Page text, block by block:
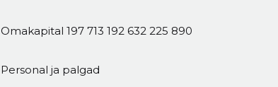
Omakapital 197 713 192 632 225 890
Personal ja palgad